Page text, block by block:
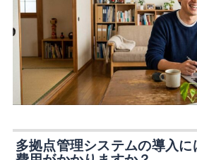
多拠点管理システムの導入